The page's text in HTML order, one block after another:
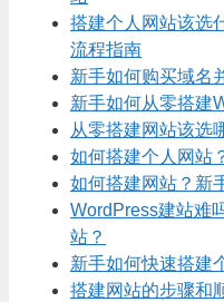
搭建个人网站该选
流程指南
新手如何购买域名
新手如何从零搭建
从零搭建网站该选
如何搭建个人网站
如何搭建网站？新
WordPress建站难
站？
新手如何快速搭建
搭建网站的步骤和